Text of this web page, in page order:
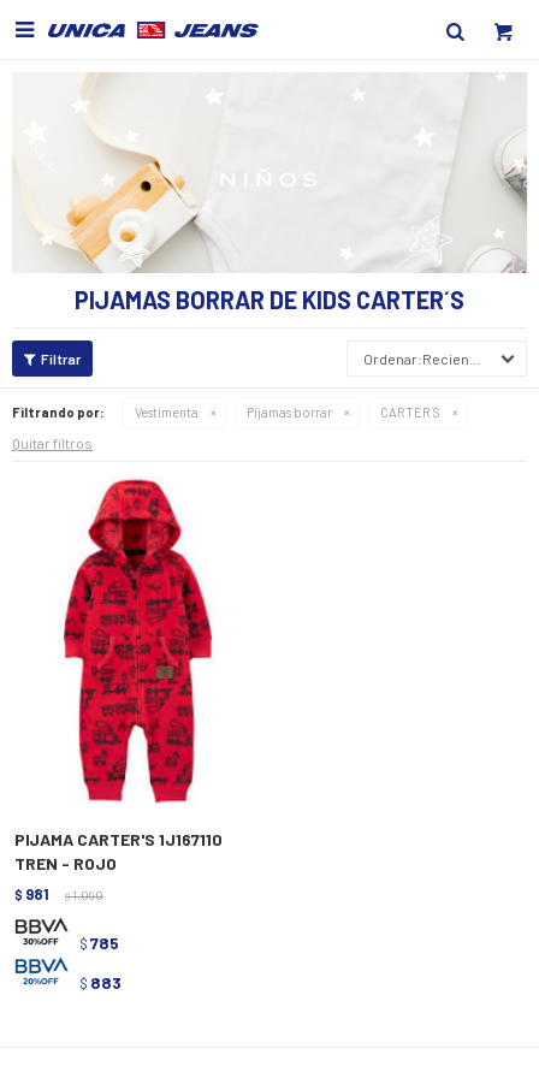

PIJAMAS BORRAR DE KIDS CARTER´S
Recientes
Filtrando por: Vestimenta Pijamas borrar CARTER´S
Quitar filtros
PIJAMA CARTER'S 1J167110
TREN - ROJO
$ 981 $ 1.090
$ 785
$ 883